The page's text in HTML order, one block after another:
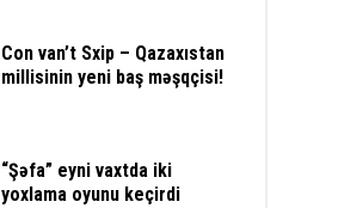
Con van’t Sxip – Qazaxıstan
millisinin yeni baş məşqçisi!
“Şəfa” eyni vaxtda iki
yoxlama oyunu keçirdi